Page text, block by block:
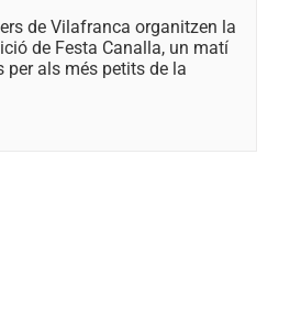
de Vilafranca organitzen la
de Festa Canalla, un matí
per als més petits de la